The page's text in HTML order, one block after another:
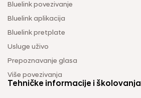
Bluelink povezivanje
Bluelink aplikacija
Bluelink pretplate
Usluge uživo
Prepoznavanje glasa
Više povezivanja
Tehničke informacije i školovanja